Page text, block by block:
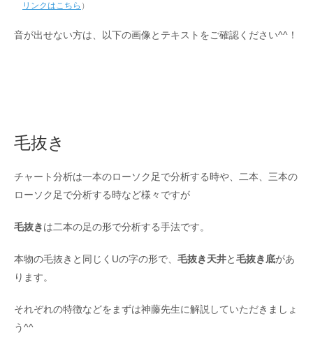
リンクはこちら ）
音が出せない方は、以下の画像とテキストをご確認ください^^！
毛抜き
チャート分析は一本のローソク足で分析する時や、二本、三本の
ローソク足で分析する時など様々ですが
毛抜きは二本の足の形で分析する手法です。
本物の毛抜きと同じくUの字の形で、 毛抜き天井と毛抜き底があ
ります。
それぞれの特徴などをまずは神藤先生に解説していただきましょ
う^^